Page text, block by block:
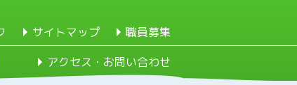
サイトマップ
職員募集
アクセス・お問い合わせ